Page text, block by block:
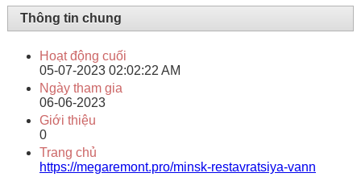
Thông tin chung
Hoạt động cuối
05-07-2023 02:02:22 AM
Ngày tham gia
06-06-2023
Giới thiệu
0
Trang chủ
https://megaremont.pro/minsk-restavratsiya-vann